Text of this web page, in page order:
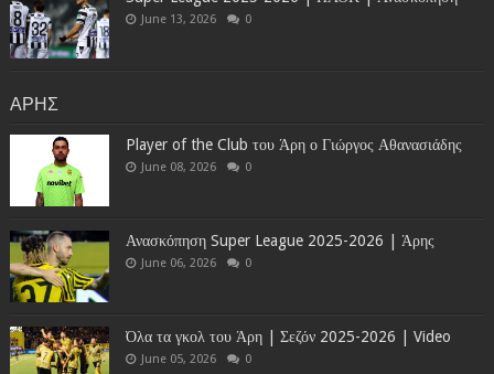
June 13, 2026 0
ΑΡΗΣ
Player of the Club του Άρη ο Γιώργος Αθανασιάδης
June 08, 2026 0
Ανασκόπηση Super League 2025-2026 | Άρης
June 06, 2026 0
Όλα τα γκολ του Άρη | Σεζόν 2025-2026 | Video
June 05, 2026 0